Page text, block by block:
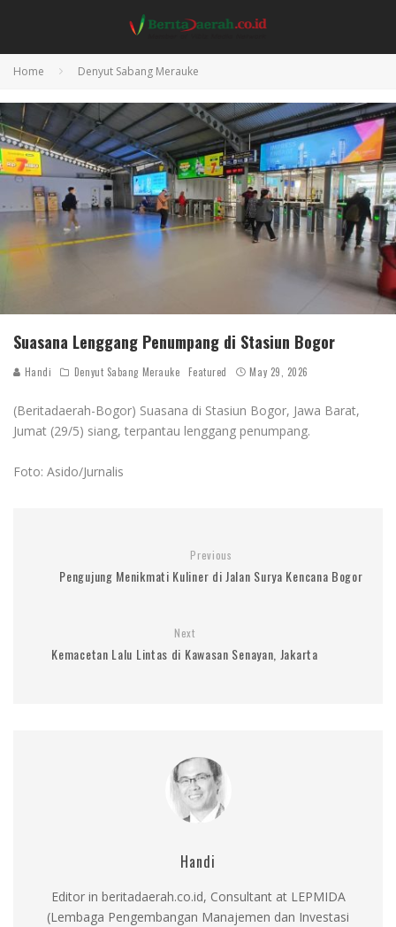
Home Denyut Sabang Merauke
Suasana Lenggang Penumpang di Stasiun Bogor
Handi Denyut Sabang Merauke Featured May 29, 2026
(Beritadaerah-Bogor) Suasana di Stasiun Bogor, Jawa Barat,
Jumat (29/5) siang, terpantau lenggang penumpang.
Foto: Asido/Jurnalis
Previous
Pengujung Menikmati Kuliner di Jalan Surya Kencana Bogor
Next
Kemacetan Lalu Lintas di Kawasan Senayan, Jakarta
Handi
Editor in beritadaerah.co.id, Consultant at LEPMIDA
(Lembaga Pengembangan Manajemen dan Investasi